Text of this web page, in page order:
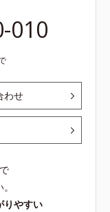
010
わせ
りやすい